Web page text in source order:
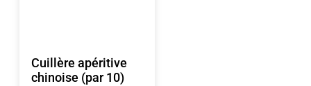
Cuillère apéritive
chinoise (par 10)